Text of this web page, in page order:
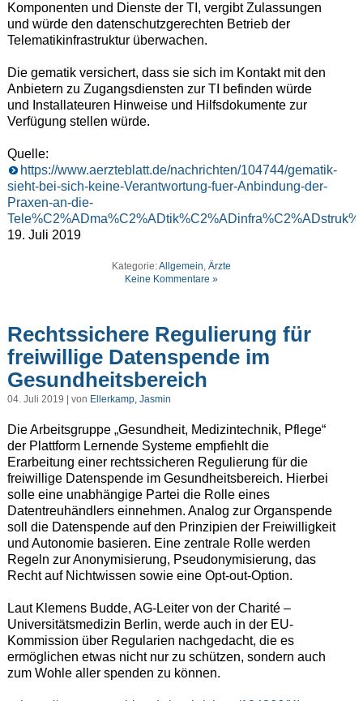
Komponenten und Dienste der TI, vergibt Zulassungen
und würde den datenschutzgerechten Betrieb der
Telematikinfrastruktur überwachen.
Die gematik versichert, dass sie sich im Kontakt mit den
Anbietern zu Zugangsdiensten zur TI befinden würde
und Installateuren Hinweise und Hilfsdokumente zur
Verfügung stellen würde.
Quelle:
https://www.aerzteblatt.de/nachrichten/104744/gematik-
sieht-bei-sich-keine-Verantwortung-fuer-Anbindung-der-
Praxen-an-die-
19. Juli 2019
Kategorie:Allgemein,Ärzte
Keine Kommentare »
Rechtssichere Regulierung für
freiwillige Datenspende im
Gesundheitsbereich
04. Juli 2019 | von Ellerkamp, Jasmin
Die Arbeitsgruppe „Gesundheit, Medizintechnik, Pflege“
der Plattform Lernende Systeme empfiehlt die
Erarbeitung einer rechtssicheren Regulierung für die
freiwillige Datenspende im Gesundheitsbereich. Hierbei
solle eine unabhängige Partei die Rolle eines
Datentreuhändlers einnehmen. Analog zur Organspende
soll die Datenspende auf den Prinzipien der Freiwilligkeit
und Autonomie basieren. Eine zentrale Rolle werden
Regeln zur Anonymisierung, Pseudonymisierung, das
Recht auf Nichtwissen sowie eine Opt-out-Option.
Laut Klemens Budde, AG-Leiter von der Charité –
Universitätsmedizin Berlin, werde auch in der EU-
Kommission über Regularien nachgedacht, die es
ermöglichen etwas nicht nur zu schützen, sondern auch
zum Wohle aller spenden zu können.